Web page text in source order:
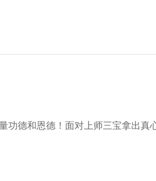
功德和恩德！面对上师三宝拿出真